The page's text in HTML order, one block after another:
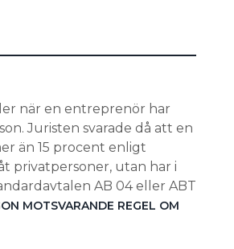
när en entreprenör har
Juristen svarade då att en
än 15 procent enligt
privatpersoner, utan har i
AB 04 eller ABT
MOTSVARANDE REGEL OM